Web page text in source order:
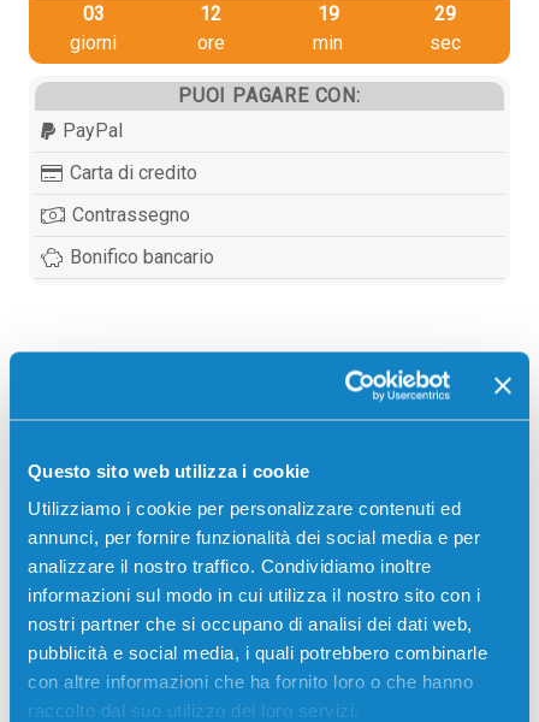
Questo sito web utilizza i cookie
Utilizziamo i cookie per personalizzare contenuti ed
annunci, per fornire funzionalità dei social media e per
analizzare il nostro traffico. Condividiamo inoltre
informazioni sul modo in cui utilizza il nostro sito con i
nostri partner che si occupano di analisi dei dati web,
pubblicità e social media, i quali potrebbero combinarle
con altre informazioni che ha fornito loro o che hanno
raccolto dal suo utilizzo dei loro servizi.
03
giorni
12
ore
19
min
29
sec
PUOI PAGARE CON:
PayPal
Carta di credito
Contrassegno
Bonifico bancario
MAGENTA 20000 pagine per Stampanti: Samsung
MULTIXPRESS X4220RX, Samsung MULTIXPRESS
X4250LX, Samsung MULTIXPRESS X4300LX